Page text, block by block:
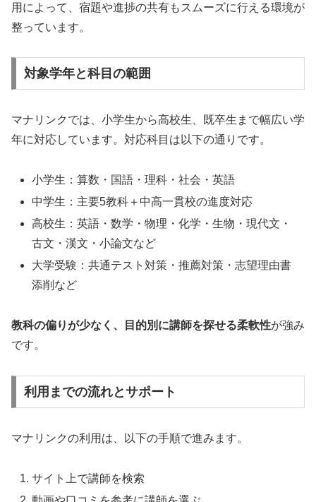
用によって、宿題や進捗の共有もスムーズに行える環境が
整っています。
対象学年と科目の範囲
マナリンクでは、小学生から高校生、既卒生まで幅広い学
年に対応しています。対応科目は以下の通りです。
小学生：算数・国語・理科・社会・英語
中学生：主要5教科＋中高一貫校の進度対応
高校生：英語・数学・物理・化学・生物・現代文・
古文・漢文・小論文など
大学受験：共通テスト対策・推薦対策・志望理由書
添削など
教科の偏りが少なく、目的別に講師を探せる柔軟性が強み
です。
利用までの流れとサポート
マナリンクの利用は、以下の手順で進みます。
サイト上で講師を検索